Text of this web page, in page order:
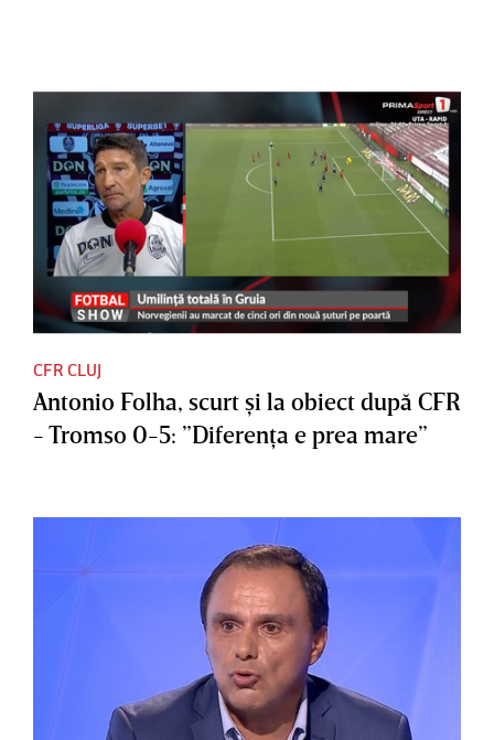
CFR CLUJ
Antonio Folha, scurt şi la obiect după CFR
- Tromso 0-5: ”Diferenţa e prea mare”